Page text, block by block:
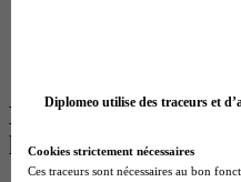
Les intitulés de
les plus recherchés
Diplomeo utilise des traceurs et
Cookies strictement nécessaires
Ces traceurs sont nécessaires au bon